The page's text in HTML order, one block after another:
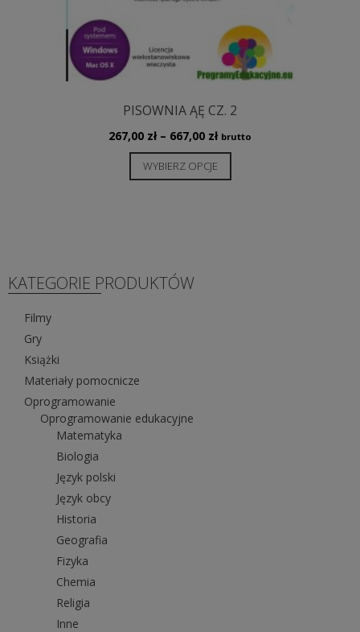
PISOWNIA ĄĘ CZ. 2
267,00 zł – 667,00 złZakres
cen:
brutto
WYBIERZ OPCJE
produkt
KATEGORIE PRODUKTÓW
Filmy
Gry
Książki
Materiały pomocnicze
Oprogramowanie
Oprogramowanie edukacyjne
Matematyka
Biologia
Język polski
Język obcy
Historia
Geografia
Fizyka
Chemia
Religia
Inne